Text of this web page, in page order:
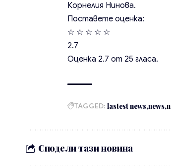
Корнелия Нинова.
Поставете оценка:
☆ ☆ ☆ ☆ ☆
2.7
Оценка 2.7 от 25 гласа.
TAGGED: lastest news news
Сподели тази новина